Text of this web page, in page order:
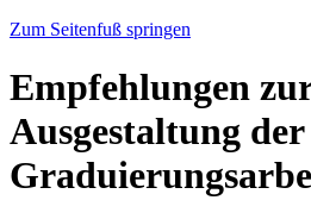
Zum Seitenfuß springen
Empfehlungen
Ausgestaltung der